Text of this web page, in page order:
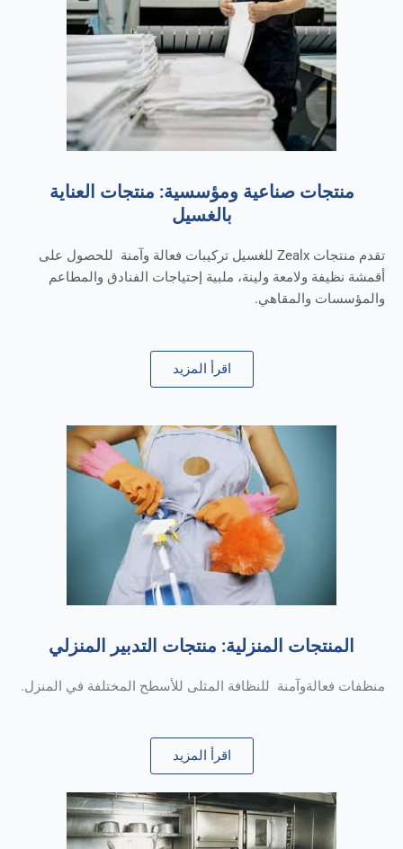
منتجات صناعية ومؤسسية: منتجات العناية
بالغسيل
تقدم منتجات Zealx للغسيل تركيبات فعالة وآمنة للحصول على
أقمشة نظيفة ولامعة ولينة، ملبية إحتياجات الفنادق والمطاعم
والمؤسسات والمقاهي.
اقرأ المزيد
المنتجات المنزلية: منتجات التدبير المنزلي
منظفات فعالةوآمنة للنظافة المثلى للأسطح المختلفة في المنزل.
اقرأ المزيد